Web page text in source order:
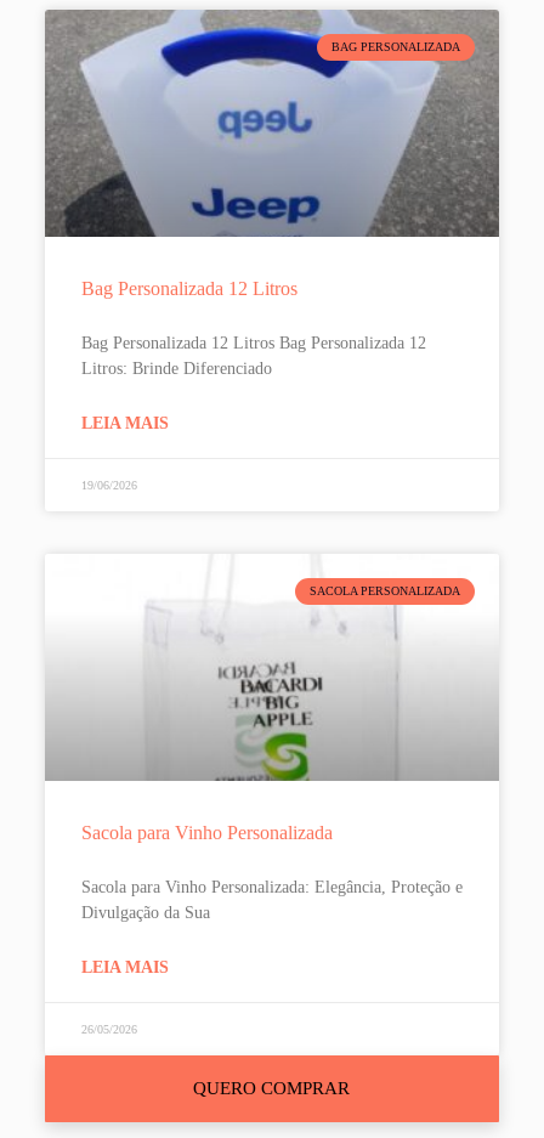
BAG PERSONALIZADA
Bag Personalizada 12 Litros
Bag Personalizada 12 Litros Bag Personalizada 12
Litros: Brinde Diferenciado
LEIA MAIS
19/06/2026
SACOLA PERSONALIZADA
Sacola para Vinho Personalizada
Sacola para Vinho Personalizada: Elegância, Proteção e
Divulgação da Sua
LEIA MAIS
26/05/2026
QUERO COMPRAR